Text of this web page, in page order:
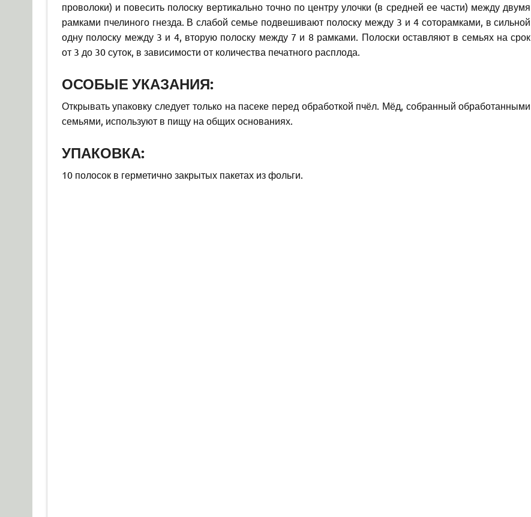
проволоки) и повесить полоску вертикально точно по центру улочки (в средней ее части) между двумя
рамками пчелиного гнезда. В слабой семье подвешивают полоску между 3 и 4 соторамками, в сильной
одну полоску между 3 и 4, вторую полоску между 7 и 8 рамками. Полоски оставляют в семьях на срок
от 3 до 30 суток, в зависимости от количества печатного расплода.
ОСОБЫЕ УКАЗАНИЯ:
Открывать упаковку следует только на пасеке перед обработкой пчёл. Мёд, собранный обработанными
семьями, используют в пищу на общих основаниях.
УПАКОВКА:
10 полосок в герметично закрытых пакетах из фольги.